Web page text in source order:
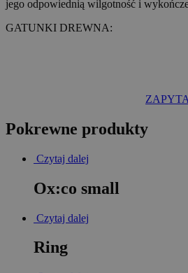
jego odpowiednią wilgotność i
GATUNKI DREWNA:
Pokrewne produkty
Czytaj dalej
Ox:co small
Czytaj dalej
Ring